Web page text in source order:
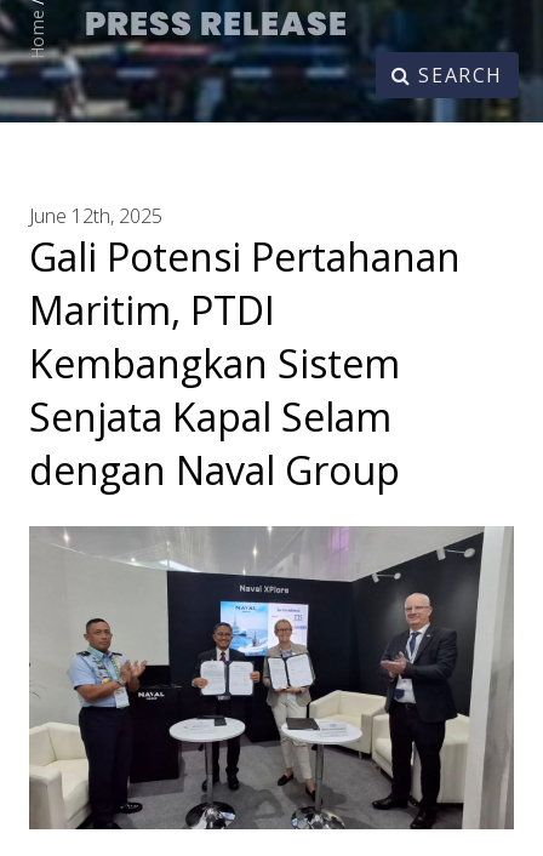
PRESS RELEASE
SEARCH
Home
June 12th, 2025
Gali Potensi Pertahanan
Maritim, PTDI
Kembangkan Sistem
Senjata Kapal Selam
dengan Naval Group